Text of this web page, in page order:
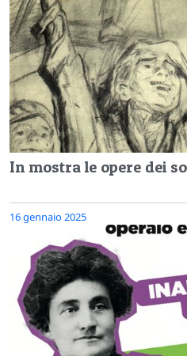
In mostra le opere dei
16 gennaio 2025